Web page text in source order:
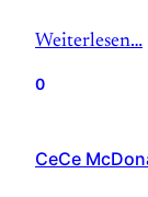
Weiterlesen…
0
CeCe